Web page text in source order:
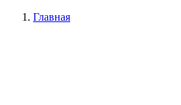
Главная